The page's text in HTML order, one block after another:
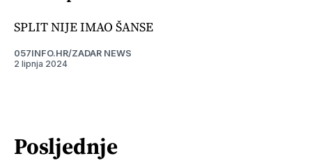
SPLIT NIJE IMAO ŠANSE
057INFO.HR/ZADAR NEWS
2 lipnja 2024
Posljednje